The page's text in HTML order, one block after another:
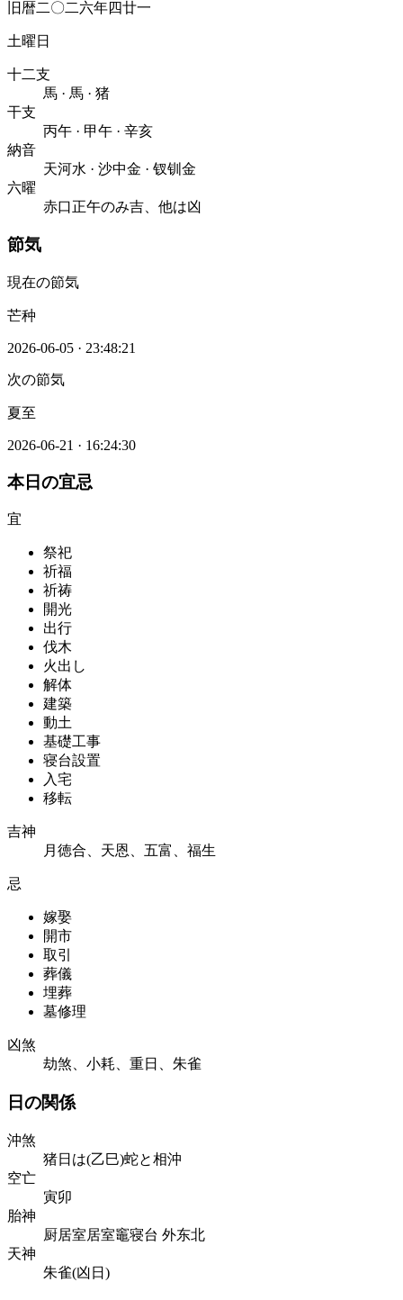
旧暦二〇二六年四廿一
土曜日
十二支
馬 · 馬 · 猪
干支
丙午 · 甲午 · 辛亥
納音
天河水 · 沙中金 · 钗钏金
六曜
赤口正午のみ吉、他は凶
節気
現在の節気
芒种
2026-06-05 · 23:48:21
次の節気
夏至
2026-06-21 · 16:24:30
本日の宜忌
宜
祭祀
祈福
祈祷
開光
出行
伐木
火出し
解体
建築
動土
基礎工事
寝台設置
入宅
移転
吉神
月徳合、天恩、五富、福生
忌
嫁娶
開市
取引
葬儀
埋葬
墓修理
凶煞
劫煞、小耗、重日、朱雀
日の関係
沖煞
猪日は(乙巳)蛇と相沖
空亡
寅卯
胎神
厨居室居室竈寝台 外东北
天神
朱雀(凶日)